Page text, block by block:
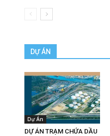
DỰ ÁN
Dự Án
DỰ ÁN TRẠM CHỨA DẦU